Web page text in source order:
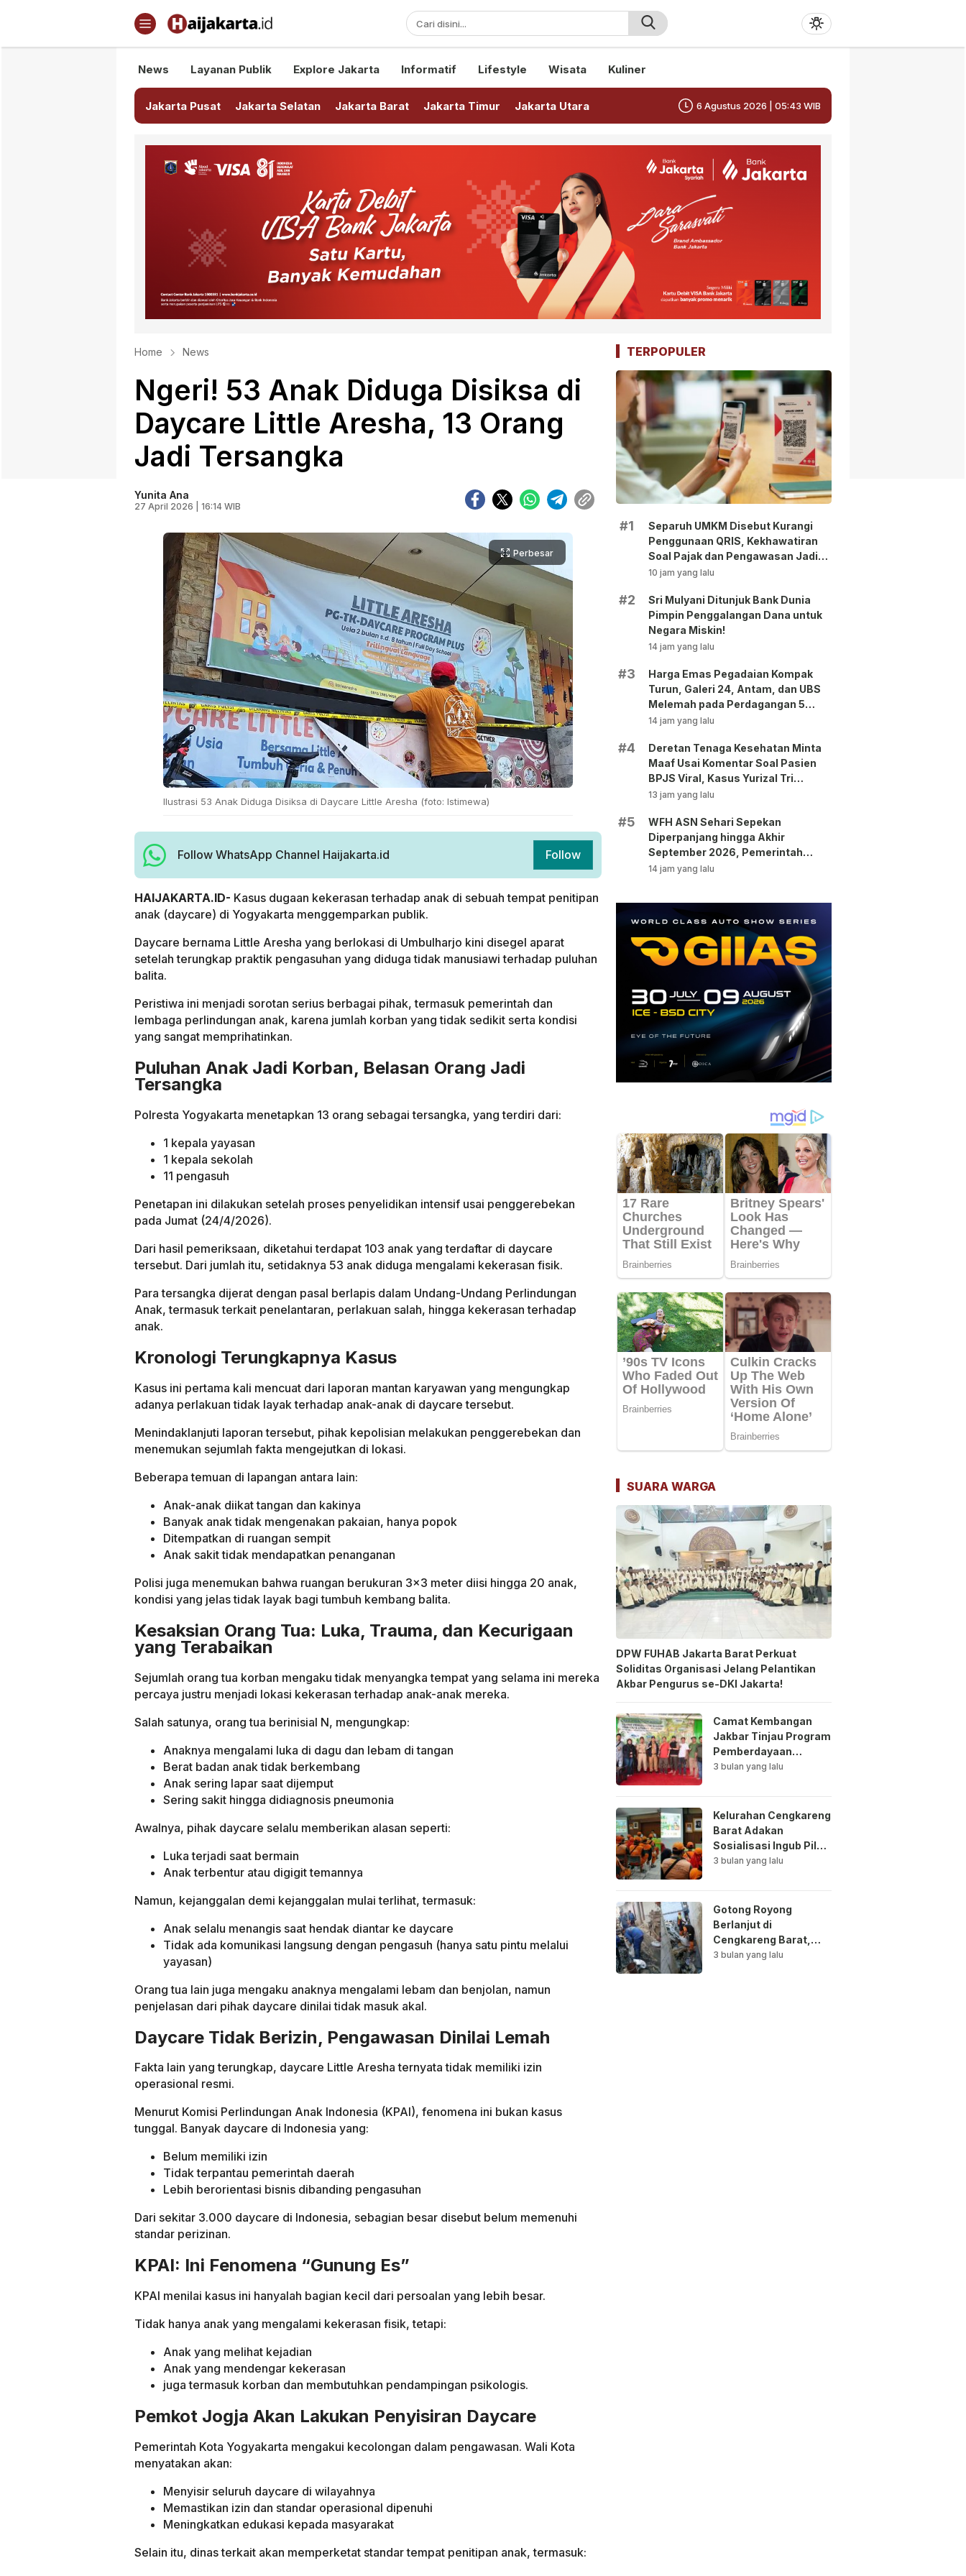
Haijakarta.id
Semua Tentang Jakarta Ada Disini!
News Layanan Publik Explore Jakarta Informatif Lifestyle Wisata Kuliner
Jakarta Pusat Jakarta Selatan Jakarta Barat Jakarta Timur Jakarta Utara 6 Agustus 2026 | 05:43 WIB
Home News
Ngeri! 53 Anak Diduga Disiksa di
Daycare Little Aresha, 13 Orang
Jadi Tersangka
Yunita Ana
27 April 2026 | 16:14 WIB
Perbesar
Ilustrasi 53 Anak Diduga Disiksa di Daycare Little Aresha (foto: Istimewa)
Follow WhatsApp Channel Haijakarta.id Follow
HAIJAKARTA.ID- Kasus dugaan kekerasan terhadap anak di sebuah tempat penitipan
anak (daycare) di Yogyakarta menggemparkan publik.
Daycare bernama Little Aresha yang berlokasi di Umbulharjo kini disegel aparat
setelah terungkap praktik pengasuhan yang diduga tidak manusiawi terhadap puluhan
balita.
Peristiwa ini menjadi sorotan serius berbagai pihak, termasuk pemerintah dan
lembaga perlindungan anak, karena jumlah korban yang tidak sedikit serta kondisi
yang sangat memprihatinkan.
Puluhan Anak Jadi Korban, Belasan Orang Jadi
Tersangka
Polresta Yogyakarta menetapkan 13 orang sebagai tersangka, yang terdiri dari:
1 kepala yayasan
1 kepala sekolah
11 pengasuh
Penetapan ini dilakukan setelah proses penyelidikan intensif usai penggerebekan
pada Jumat (24/4/2026).
Dari hasil pemeriksaan, diketahui terdapat 103 anak yang terdaftar di daycare
tersebut. Dari jumlah itu, setidaknya 53 anak diduga mengalami kekerasan fisik.
Para tersangka dijerat dengan pasal berlapis dalam Undang-Undang Perlindungan
Anak, termasuk terkait penelantaran, perlakuan salah, hingga kekerasan terhadap
anak.
Kronologi Terungkapnya Kasus
Kasus ini pertama kali mencuat dari laporan mantan karyawan yang mengungkap
adanya perlakuan tidak layak terhadap anak-anak di daycare tersebut.
Menindaklanjuti laporan tersebut, pihak kepolisian melakukan penggerebekan dan
menemukan sejumlah fakta mengejutkan di lokasi.
Beberapa temuan di lapangan antara lain:
Anak-anak diikat tangan dan kakinya
Banyak anak tidak mengenakan pakaian, hanya popok
Ditempatkan di ruangan sempit
Anak sakit tidak mendapatkan penanganan
Polisi juga menemukan bahwa ruangan berukuran 3×3 meter diisi hingga 20 anak,
kondisi yang jelas tidak layak bagi tumbuh kembang balita.
Kesaksian Orang Tua: Luka, Trauma, dan Kecurigaan
yang Terabaikan
Sejumlah orang tua korban mengaku tidak menyangka tempat yang selama ini mereka
percaya justru menjadi lokasi kekerasan terhadap anak-anak mereka.
Salah satunya, orang tua berinisial N, mengungkap:
Anaknya mengalami luka di dagu dan lebam di tangan
Berat badan anak tidak berkembang
Anak sering lapar saat dijemput
Sering sakit hingga didiagnosis pneumonia
Awalnya, pihak daycare selalu memberikan alasan seperti:
Luka terjadi saat bermain
Anak terbentur atau digigit temannya
Namun, kejanggalan demi kejanggalan mulai terlihat, termasuk:
Anak selalu menangis saat hendak diantar ke daycare
Tidak ada komunikasi langsung dengan pengasuh (hanya satu pintu melalui
yayasan)
Orang tua lain juga mengaku anaknya mengalami lebam dan benjolan, namun
penjelasan dari pihak daycare dinilai tidak masuk akal.
Daycare Tidak Berizin, Pengawasan Dinilai Lemah
Fakta lain yang terungkap, daycare Little Aresha ternyata tidak memiliki izin
operasional resmi.
Menurut Komisi Perlindungan Anak Indonesia (KPAI), fenomena ini bukan kasus
tunggal. Banyak daycare di Indonesia yang:
Belum memiliki izin
Tidak terpantau pemerintah daerah
Lebih berorientasi bisnis dibanding pengasuhan
Dari sekitar 3.000 daycare di Indonesia, sebagian besar disebut belum memenuhi
standar perizinan.
KPAI: Ini Fenomena “Gunung Es”
KPAI menilai kasus ini hanyalah bagian kecil dari persoalan yang lebih besar.
Tidak hanya anak yang mengalami kekerasan fisik, tetapi:
Anak yang melihat kejadian
Anak yang mendengar kekerasan
juga termasuk korban dan membutuhkan pendampingan psikologis.
Pemkot Jogja Akan Lakukan Penyisiran Daycare
Pemerintah Kota Yogyakarta mengakui kecolongan dalam pengawasan. Wali Kota
menyatakan akan:
Menyisir seluruh daycare di wilayahnya
Memastikan izin dan standar operasional dipenuhi
Meningkatkan edukasi kepada masyarakat
Selain itu, dinas terkait akan memperketat standar tempat penitipan anak, termasuk:
TERPOPULER
#1
Separuh UMKM Disebut Kurangi
Penggunaan QRIS, Kekhawatiran
Soal Pajak dan Pengawasan Jadi
Sorotan!
10 jam yang lalu
#2
Sri Mulyani Ditunjuk Bank Dunia
Pimpin Penggalangan Dana untuk
Negara Miskin!
14 jam yang lalu
#3
Harga Emas Pegadaian Kompak
Turun, Galeri 24, Antam, dan UBS
Melemah pada Perdagangan 5
Agustus 2026
14 jam yang lalu
#4
Deretan Tenaga Kesehatan Minta
Maaf Usai Komentar Soal Pasien
BPJS Viral, Kasus Yurizal Tri
Chaerawan Jadi Sorotan Publik!
13 jam yang lalu
#5
WFH ASN Sehari Sepekan
Diperpanjang hingga Akhir
September 2026, Pemerintah
Klaim Kinerja Tetap Optimal
14 jam yang lalu
SUARA WARGA
DPW FUHAB Jakarta Barat Perkuat
Soliditas Organisasi Jelang Pelantikan
Akbar Pengurus se-DKI Jakarta!
Camat Kembangan
Jakbar Tinjau Program
Pemberdayaan
Lingkungan di Bale
3 bulan yang lalu
Kelurahan Cengkareng
Barat Adakan
Sosialisasi Ingub Pilah
Sampah Kepada PPSU
3 bulan yang lalu
Gotong Royong
Berlanjut di
Cengkareng Barat,
Saluran Air
3 bulan yang lalu